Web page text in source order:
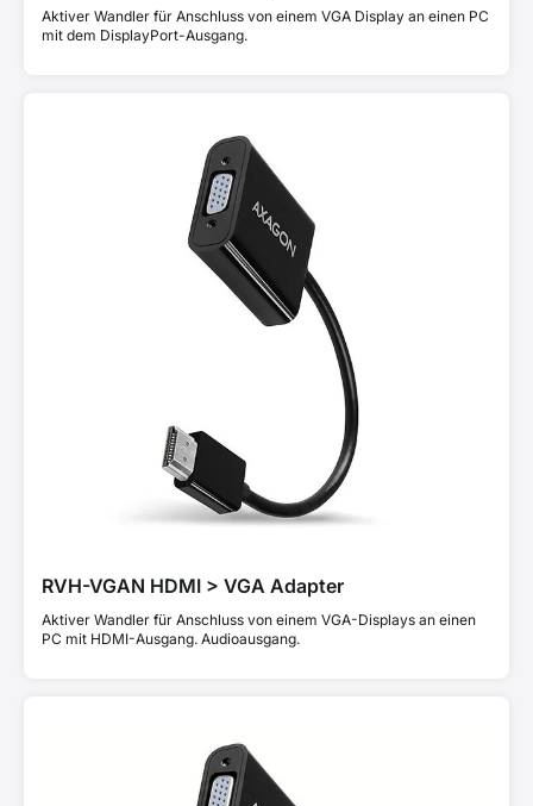
Aktiver Wandler für Anschluss von einem VGA Display an einen PC
mit dem DisplayPort-Ausgang.
RVH-VGAN HDMI > VGA Adapter
Aktiver Wandler für Anschluss von einem VGA-Displays an einen
PC mit HDMI-Ausgang. Audioausgang.